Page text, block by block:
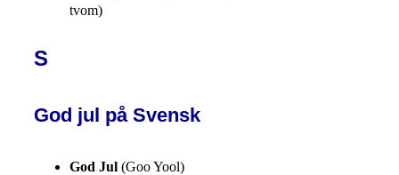
tvom)
S
God jul på Svensk
God Jul (Goo Yool)